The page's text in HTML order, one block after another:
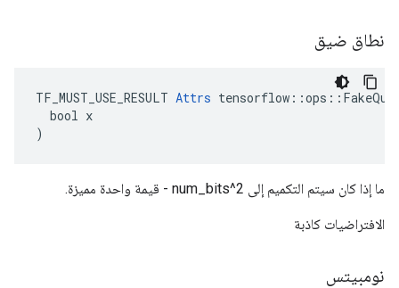
نطاق ضيق
TF_MUST_USE_RESULT Attrs
  bool x
)
ما إذا كان سيتم التكميم إلى 2^num_bits - قيمة واحدة مميزة.
الافتراضيات كاذبة
نومبيتس